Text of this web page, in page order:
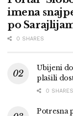
imena
po
0 SHARES
Ubijeni
plašili
0 SHARES
Potresna